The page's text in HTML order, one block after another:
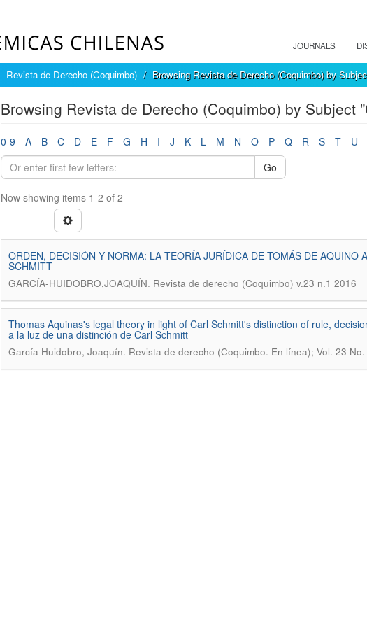
JOURNALS
Revista de Derecho (Coquimbo) Browsing Revista de Derecho (Coquimbo) by
Browsing Revista de Derecho (Coquimbo) by Subject
0-9 A B C D E F G H I J K L M N O P Q R S T U
Go
Now showing items 1-2 of 2
ORDEN, DECISIÓN Y NORMA: LA TEORÍA JURÍDICA DE TOMÁS DE AQUINO
SCHMITT
GARCÍA-HUIDOBRO,JOAQUÍN. Revista de derecho (Coquimbo) v.23 n.1 2016
Thomas Aquinas's legal theory in light of Carl Schmitt's distinction of rule,
a la luz de una distinción de Carl Schmitt
García Huidobro, Joaquín. Revista de derecho (Coquimbo. En línea); Vol. 23